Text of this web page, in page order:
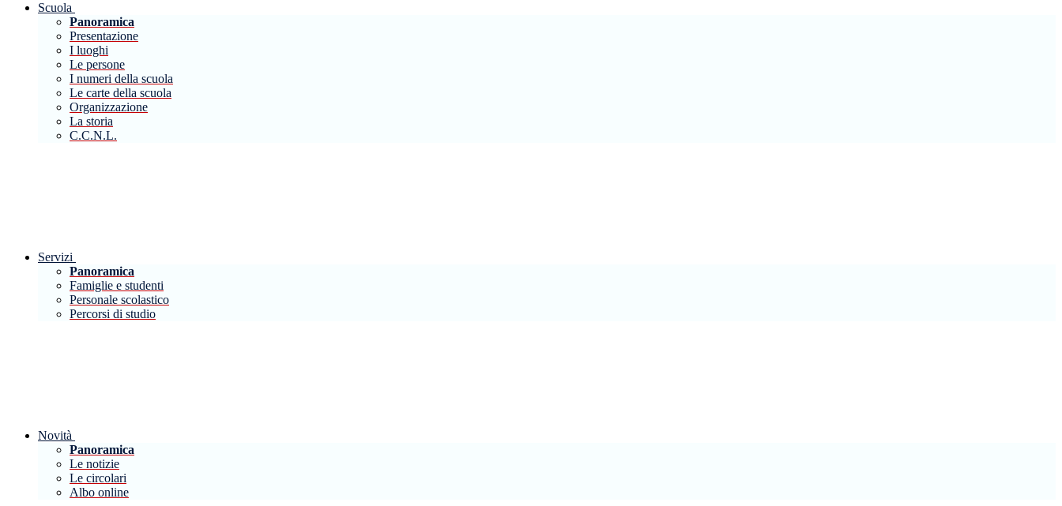
Scuola
Panoramica
Presentazione
I luoghi
Le persone
I numeri della scuola
Le carte della scuola
Organizzazione
La storia
C.C.N.L.
Servizi
Panoramica
Famiglie e studenti
Personale scolastico
Percorsi di studio
Novità
Panoramica
Le notizie
Le circolari
Albo online